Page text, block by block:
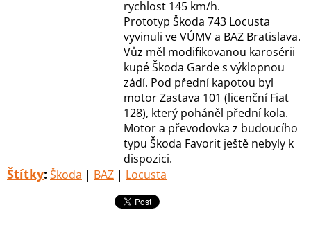
rychlost 145 km/h.
Prototyp Škoda 743 Locusta
vyvinuli ve VÚMV a BAZ Bratislava.
Vůz měl modifikovanou karosérii
kupé Škoda Garde s výklopnou
zádí. Pod přední kapotou byl
motor Zastava 101 (licenční Fiat
128), který poháněl přední kola.
Motor a převodovka z budoucího
typu Škoda Favorit ještě nebyly k
dispozici.
Štítky: Škoda | BAZ | Locusta